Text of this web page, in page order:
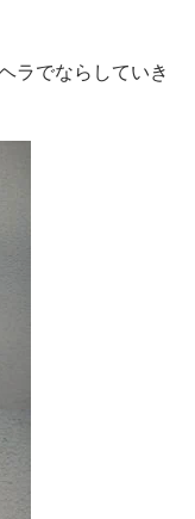
ラでならしていき